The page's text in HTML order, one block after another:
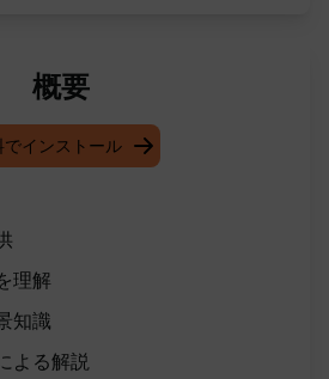
概要
でインストール
理解
知識
よる解説